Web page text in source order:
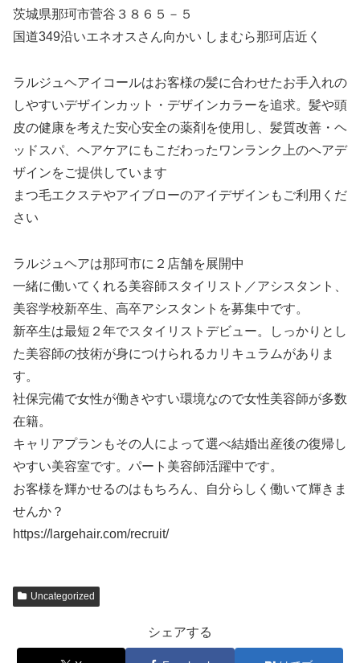
茨城県那珂市菅谷３８６５－５
国道349沿いエネオスさん向かい しまむら那珂店近く
ラルジュヘアイコールはお客様の髪に合わせたお手入れの
しやすいデザインカット・デザインカラーを追求。髪や頭
皮の健康を考えた安心安全の薬剤を使用し、髪質改善・ヘ
ッドスパ、ヘアケアにもこだわったワンランク上のヘアデ
ザインをご提供しています
まつ毛エクステやアイブローのアイデザインもご利用くだ
さい
ラルジュヘアは那珂市に２店舗を展開中
一緒に働いてくれる美容師スタイリスト／アシスタント、
美容学校新卒生、高卒アシスタントを募集中です。
新卒生は最短２年でスタイリストデビュー。しっかりとし
た美容師の技術が身につけられるカリキュラムがありま
す。
社保完備で女性が働きやすい環境なので女性美容師が多数
在籍。
キャリアプランもその人によって選べ結婚出産後の復帰し
やすい美容室です。パート美容師活躍中です。
お客様を輝かせるのはもちろん、自分らしく働いて輝きま
せんか？
https://largehair.com/recruit/
Uncategorized
シェアする